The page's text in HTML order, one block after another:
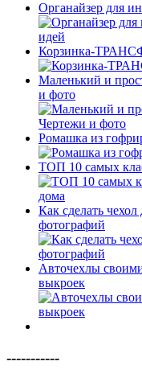
Органайзер для
Корзинка-
Маленький и
и фото
Ромашка из
ТОП 10 самых
Как сделать
фотографий
Авточехлы
выкроек
-----------